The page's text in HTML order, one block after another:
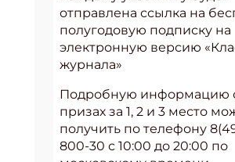
отправлена ссылка на
полугодовую подписку на
электронную версию
журнала»
Подробную информацию
призах за 1, 2 и 3 место
получить по телефону
800-30 с 10:00 до 20:00 по